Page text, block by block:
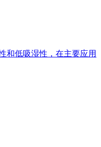
和低吸湿性，在主要应用